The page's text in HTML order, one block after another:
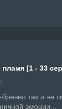
[1 - 33
так и не
эмоции...